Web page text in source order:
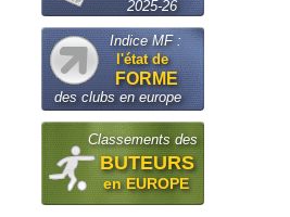
2025-26
Indice MF :
l'état de
FORME
des clubs en europe
Classements des
BUTEURS
en EUROPE